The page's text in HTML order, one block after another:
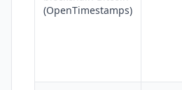
(OpenTimestamps)